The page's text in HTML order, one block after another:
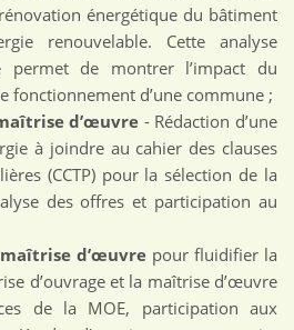
énergétique du bâtiment
renouvelable. Cette analyse
permet de montrer l’impact du
fonctionnement d’une commune ;
d’œuvre - Rédaction d’une
à joindre au cahier des clauses
(CCTP) pour la sélection de la
des offres et participation au
maîtrise d’œuvre pour fluidifier la
d’ouvrage et la maîtrise d’œuvre
de la MOE, participation aux